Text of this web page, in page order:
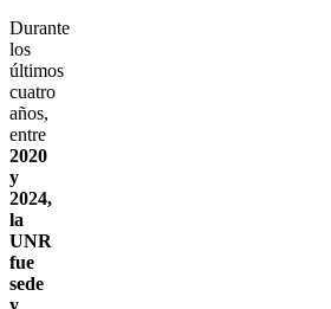
Durante
los
últimos
cuatro
años,
entre
2020
y
2024,
la
UNR
fue
sede